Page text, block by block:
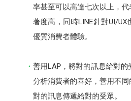
率甚至可以高達七次以上，代
著度高，同時LINE針對UI/
優質消費者體驗。
善用LAP，將對的訊息給對
分析消費者的喜好，善用不
對的訊息傳遞給對的受眾。